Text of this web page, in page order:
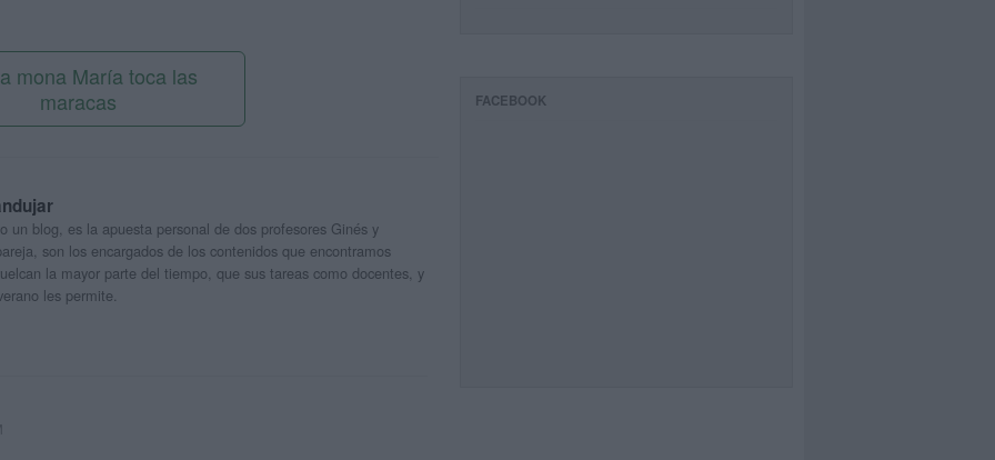
mona María toca las
maracas
un blog, es la apuesta personal de dos profesores Ginés y
son los encargados de los contenidos que encontramos
la mayor parte del tiempo, que sus tareas como docentes, y
les permite.
FACEBOOK